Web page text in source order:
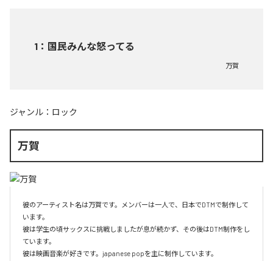
1 ： 国民みんな怒ってる
万賀
ジャンル： ロック
万賀
彼のアーティスト名は万賀です。メンバーは一人で、日本でDTMで制作して
います。
彼は学生の頃サックスに挑戦しましたが息が続かず、その後はDTM制作をし
ています。
彼は映画音楽が好きです。japanese popを主に制作しています。